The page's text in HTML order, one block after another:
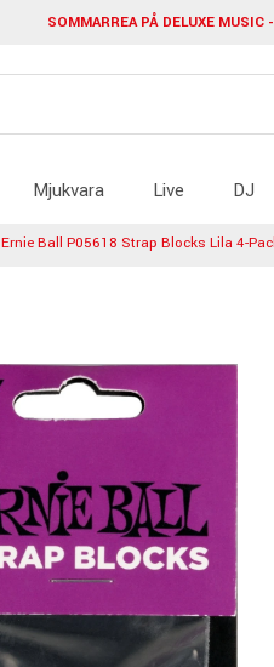
SOMMARREA PÅ DELUXE MUSIC
Mjukvara Live DJ
Ernie Ball P05618 Strap Blocks Lila 4-